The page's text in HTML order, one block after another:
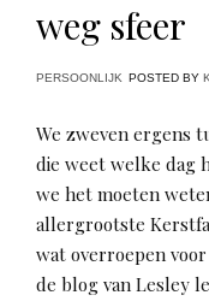
weg sfeer
PERSOONLIJK POSTED BY
We zweven ergens
die weet welke dag
we het moeten
allergrootste
wat overroepen
de blog van Lesley